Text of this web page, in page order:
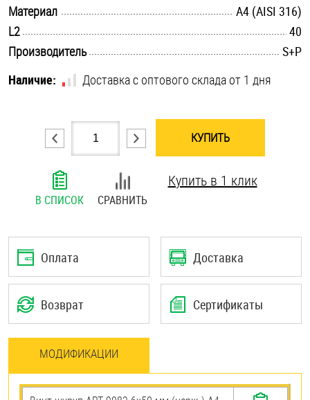
Хомуты
Шайбы
Шпильки
Штифты и пальцы
Материал
A4 (AISI 316)
L2
40
Производитель
S+P
Наличие:
Доставка с оптового склада от 1 дня
КУПИТЬ
В СПИСОК СРАВНИТЬ
Купить в 1 клик
Оплата Доставка
Возврат Сертификаты
МОДИФИКАЦИИ